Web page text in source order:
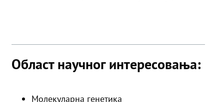
Област научног интересовања:
Молекуларна генетика